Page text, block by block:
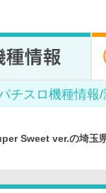
チスロ機種情報
Sweet ver.の埼玉